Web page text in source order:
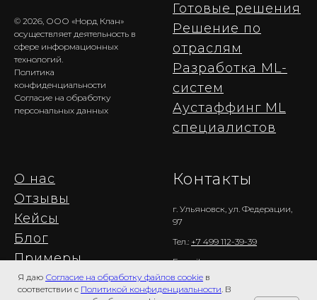
Я даю Согласие на обработку файлов cookie в
соответствии с Политикой конфиденциальности. В
© 2026, ООО «Норд Клан»
осуществляет деятельность в
сфере информационных
технологий.
Политика
конфиденциальности
Согласие на обработку
персональных данных
Готовые решения
Решение по
отраслям
Разработка ML-
cистем
Аустаффинг ML
специалистов
О нас
Отзывы
Кейсы
Блог
Примеры
использования
Контакты
г. Ульяновск, ул. Федерации,
97
Тел.: +7 499 112-39-39
E-mail:
welcome@nordclan.com
Агентам:+7 499 404-09-69